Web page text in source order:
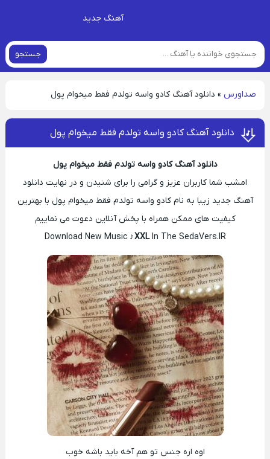
آهنگ جدید
جستجو
صداورس » دانلود آهنگ کادو واسه تولدم فقط میخوام پول
دانلود آهنگ کادو واسه تولدم فقط میخوام پول
دانلود آهنگ کادو واسه تولدم فقط میخوام پول
امشب شما کاربران عزیز و گرامی را برای شنیدن و در نهایت دانلود
آهنگ جدید زیبا به نام کادو واسه تولدم فقط میخوام پول با بهترین
کیفیت های ممکن همراه با پخش آنلاین دعوت می نماییم
Download New Music ♪XXLIn The SedaVers.IR
اوه اره جنس تو هم آخه باید باشه خوب